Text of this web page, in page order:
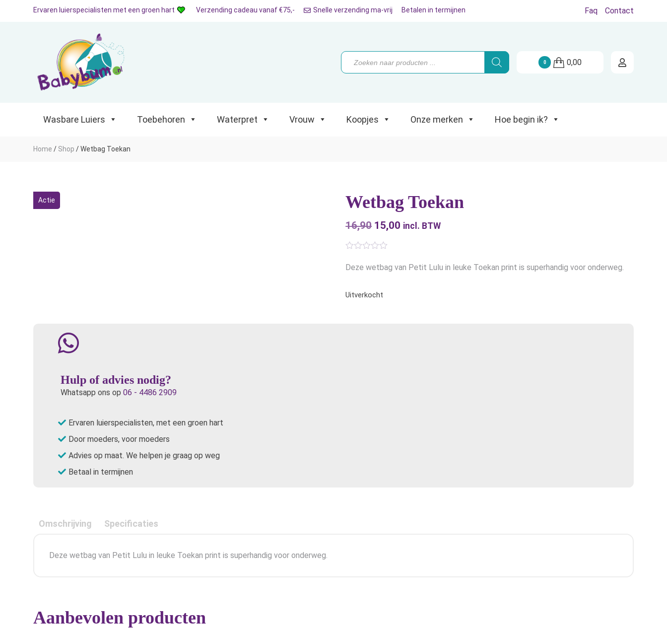
Wasbare Luiers Toebehoren Koopjes Onze merken Hoe begin ik?
Ervaren luierspecialisten met een groen hart Verzending cadeau vanaf €75,- Snelle verzending ma-vrij Betalen in termijnen Faq Contact
Producten
zoeken
0 0,00
Wasbare Luiers Toebehoren Waterpret Vrouw Koopjes Onze merken Hoe begin ik?
Home / Shop /Wetbag Toekan
Actie Wetbag Toekan
16,90 Oorspronkelijke
prijs
€16,90.
15,00 Huidige
€15,00.
incl. BTW
Deze wetbag van Petit Lulu in leuke Toekan print is superhandig voor onderweg.
Uitverkocht
Hulp of advies nodig?
Whatsapp ons op 06 - 4486 2909
Ervaren luierspecialisten, met een groen hart
Door moeders, voor moeders
Advies op maat. We helpen je graag op weg
Betaal in termijnen
Omschrijving Specificaties
Deze wetbag van Petit Lulu in leuke Toekan print is superhandig voor onderweg.
Aanbevolen producten